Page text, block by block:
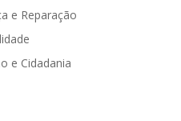
e Reparação
e Cidadania